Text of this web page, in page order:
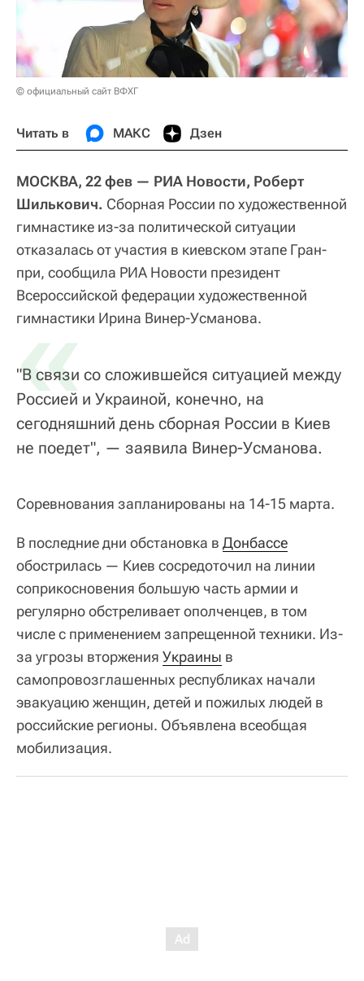
© официальный сайт ВФХГ
Читать в МАКС Дзен
МОСКВА, 22 фев — РИА Новости, Роберт
Шилькович. Сборная России по художественной
гимнастике из-за политической ситуации
отказалась от участия в киевском этапе Гран-
при, сообщила РИА Новости президент
Всероссийской федерации художественной
гимнастики Ирина Винер-Усманова.
«
"В связи со сложившейся ситуацией между
Россией и Украиной, конечно, на
сегодняшний день сборная России в Киев
не поедет", — заявила Винер-Усманова.
Соревнования запланированы на 14-15 марта.
В последние дни обстановка в Донбассе
обострилась — Киев сосредоточил на линии
соприкосновения большую часть армии и
регулярно обстреливает ополченцев, в том
числе с применением запрещенной техники. Из-
за угрозы вторжения Украины в
самопровозглашенных республиках начали
эвакуацию женщин, детей и пожилых людей в
российские регионы. Объявлена всеобщая
мобилизация.